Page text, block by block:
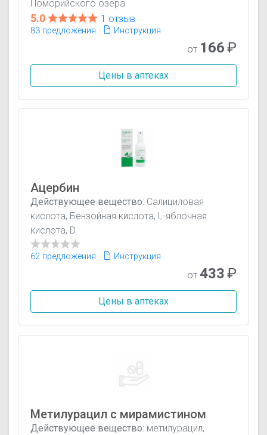
Поморийского озера
5.0 1 отзыв
83 предложения Инструкция
от 166₽
Цены в аптеках
Ацербин
Действующее вещество: Салициловая
кислота, Бензойная кислота, L-яблочная
кислота, D
62 предложения Инструкция
от 433₽
Цены в аптеках
Метилурацил с мирамистином
Действующее вещество: метилурацил,